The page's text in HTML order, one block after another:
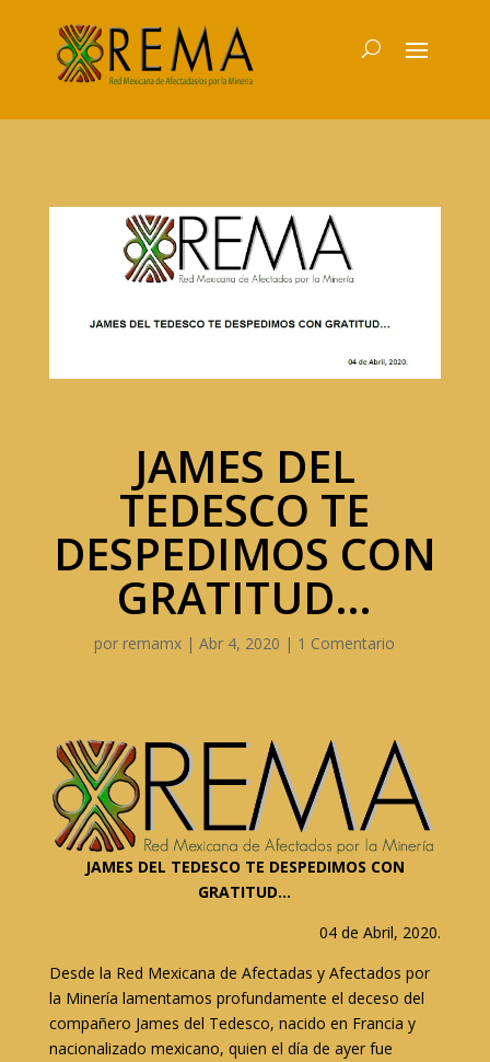
JAMES DEL
TEDESCO TE
DESPEDIMOS CON
GRATITUD…
por remamx |Abr 4, 2020 | 1 Comentario
JAMES DEL TEDESCO TE DESPEDIMOS CON
GRATITUD…
04 de Abril, 2020.
Desde la Red Mexicana de Afectadas y Afectados por
la Minería lamentamos profundamente el deceso del
compañero James del Tedesco, nacido en Francia y
nacionalizado mexicano, quien el día de ayer fue